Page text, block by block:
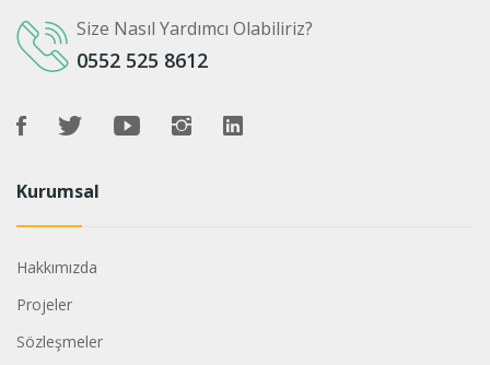
Size Nasıl Yardımcı Olabiliriz?
0552 525 8612
Kurumsal
Hakkımızda
Projeler
Sözleşmeler